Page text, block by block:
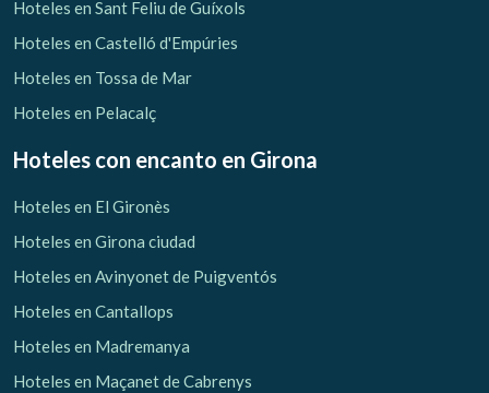
Hoteles en Sant Feliu de Guíxols
Hoteles en Castelló d'Empúries
Hoteles en Tossa de Mar
Hoteles en Pelacalç
Hoteles con encanto en Girona
Hoteles en El Gironès
Hoteles en Girona ciudad
Hoteles en Avinyonet de Puigventós
Hoteles en Cantallops
Hoteles en Madremanya
Hoteles en Maçanet de Cabrenys